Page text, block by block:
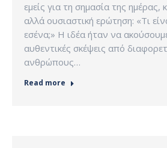
εμείς για τη σημασία της ημέρας,
αλλά ουσιαστική ερώτηση: «Τι
εσένα;» Η ιδέα ήταν να
αυθεντικές σκέψεις από
ανθρώπους…
Read more